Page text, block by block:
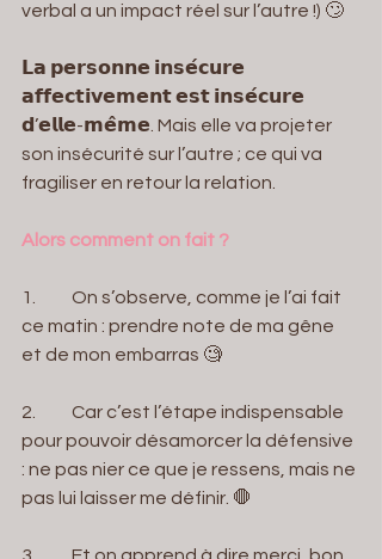
verbal a un impact réel sur l’autre !) 🙄
𝗟𝗮 𝗽𝗲𝗿𝘀𝗼𝗻𝗻𝗲 𝗶𝗻𝘀𝗲́𝗰𝘂𝗿𝗲
𝗮𝗳𝗳𝗲𝗰𝘁𝗶𝘃𝗲𝗺𝗲𝗻𝘁 𝗲𝘀𝘁 𝗶𝗻𝘀𝗲́𝗰𝘂𝗿𝗲
𝗱’𝗲𝗹𝗹𝗲-𝗺𝗲̂𝗺𝗲. Mais elle va projeter
son insécurité sur l’autre ; ce qui va
fragiliser en retour la relation.
Alors comment on fait ?
1.          On s’observe, comme je l’ai fait
ce matin : prendre note de ma gêne
et de mon embarras 🧐
2.          Car c’est l’étape indispensable
pour pouvoir désamorcer la défensive
: ne pas nier ce que je ressens, mais ne
pas lui laisser me définir. 🛑